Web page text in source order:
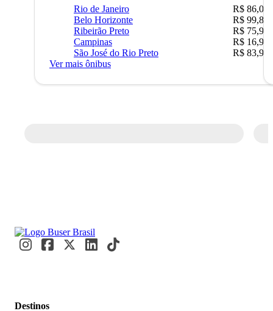
Rio de Janeiro
R$ 86,00
Belo Horizonte
R$ 99,89
Ribeirão Preto
R$ 75,90
Campinas
R$ 16,90
São José do Rio Preto
R$ 83,90
Ver mais ônibus
Destinos